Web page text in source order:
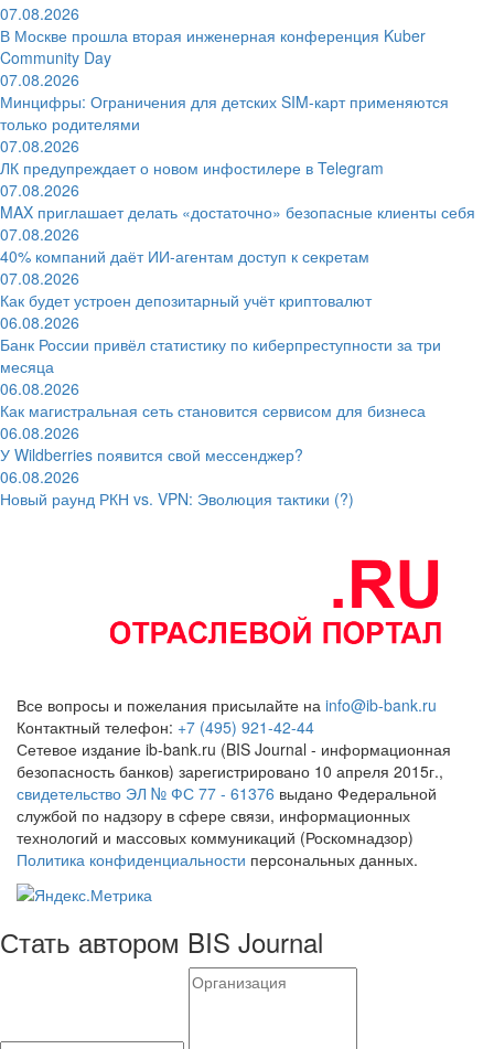
07.08.2026
В Москве прошла вторая инженерная конференция Kuber
Community Day
07.08.2026
Минцифры: Ограничения для детских SIM-карт применяются
только родителями
07.08.2026
ЛК предупреждает о новом инфостилере в Telegram
07.08.2026
MAX приглашает делать «достаточно» безопасные клиенты себя
07.08.2026
40% компаний даёт ИИ‑агентам доступ к секретам
07.08.2026
Как будет устроен депозитарный учёт криптовалют
06.08.2026
Банк России привёл статистику по киберпреступности за три
месяца
06.08.2026
Как магистральная сеть становится сервисом для бизнеса
06.08.2026
У Wildberries появится свой мессенджер?
06.08.2026
Новый раунд РКН vs. VPN: Эволюция тактики (?)
Все вопросы и пожелания присылайте на info@ib-bank.ru
Контактный телефон: +7 (495) 921-42-44
Сетевое издание ib-bank.ru (BIS Journal - информационная
безопасность банков) зарегистрировано 10 апреля 2015г.,
свидетельство ЭЛ № ФС 77 - 61376 выдано Федеральной
службой по надзору в сфере связи, информационных
технологий и массовых коммуникаций (Роскомнадзор)
Политика конфиденциальности персональных данных.
Стать автором BIS Journal